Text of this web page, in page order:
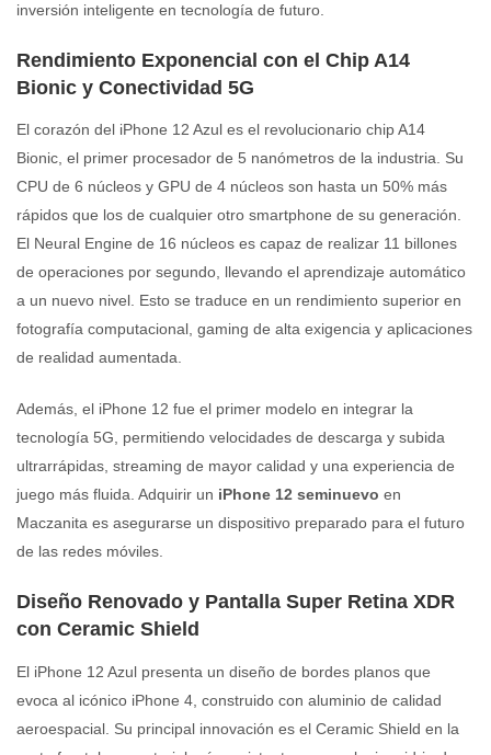
inversión inteligente en tecnología de futuro.
Rendimiento Exponencial con el Chip A14
Bionic y Conectividad 5G
El corazón del iPhone 12 Azul es el revolucionario chip A14
Bionic, el primer procesador de 5 nanómetros de la industria. Su
CPU de 6 núcleos y GPU de 4 núcleos son hasta un 50% más
rápidos que los de cualquier otro smartphone de su generación.
El Neural Engine de 16 núcleos es capaz de realizar 11 billones
de operaciones por segundo, llevando el aprendizaje automático
a un nuevo nivel. Esto se traduce en un rendimiento superior en
fotografía computacional, gaming de alta exigencia y aplicaciones
de realidad aumentada.
Además, el iPhone 12 fue el primer modelo en integrar la
tecnología 5G, permitiendo velocidades de descarga y subida
ultrarrápidas, streaming de mayor calidad y una experiencia de
juego más fluida. Adquirir un iPhone 12 seminuevo en
Maczanita es asegurarse un dispositivo preparado para el futuro
de las redes móviles.
Diseño Renovado y Pantalla Super Retina XDR
con Ceramic Shield
El iPhone 12 Azul presenta un diseño de bordes planos que
evoca al icónico iPhone 4, construido con aluminio de calidad
aeroespacial. Su principal innovación es el Ceramic Shield en la